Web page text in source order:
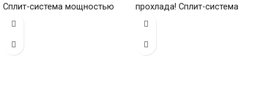
Сплит-система мощностью
60000 БТЕ для помещений до
прохлада! Сплит-система
мощностью 48000 БТЕ для